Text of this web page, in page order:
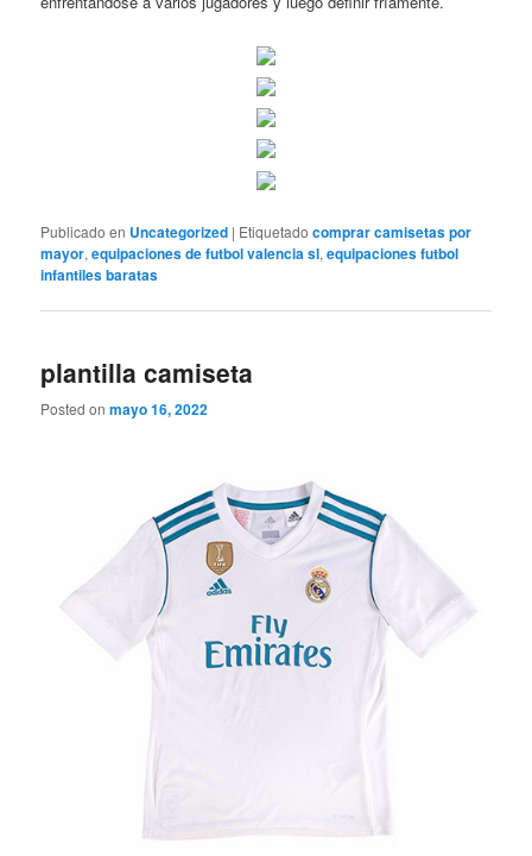
Publicado en Uncategorized | Etiquetado comprar camisetas por
mayor,equipaciones de futbol valencia sl,equipaciones futbol
infantiles baratas
plantilla camiseta
Posted onmayo 16, 2022